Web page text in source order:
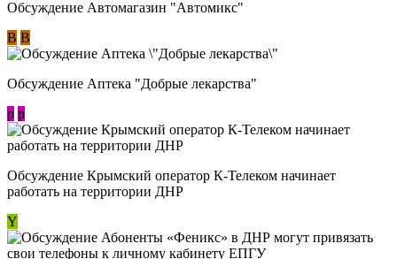
Обсуждение Автомагазин "Автомикс"
В В
Обсуждение Аптека "Добрые лекарства"
p p
Обсуждение Крымский оператор К-Телеком начинает
работать на территории ДНР
Y